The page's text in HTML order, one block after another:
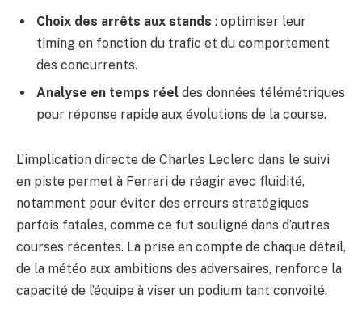
Choix des arrêts aux stands : optimiser leur
timing en fonction du trafic et du comportement
des concurrents.
Analyse en temps réel des données télémétriques
pour réponse rapide aux évolutions de la course.
L’implication directe de Charles Leclerc dans le suivi
en piste permet à Ferrari de réagir avec fluidité,
notamment pour éviter des erreurs stratégiques
parfois fatales, comme ce fut souligné dans d’autres
courses récentes. La prise en compte de chaque détail,
de la météo aux ambitions des adversaires, renforce la
capacité de l’équipe à viser un podium tant convoité.